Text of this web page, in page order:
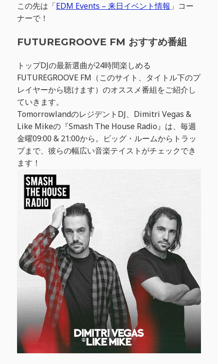
この先は「EDM Events – 来日イベント情報 」コー
ナーで！
FUTUREGROOVE FM おすすめ番組
トップDJの最新選曲が24時間楽しめる
FUTUREGROOVE FM（このサイト、タイトル下のプ
レイヤーから聴けます）のオススメ番組をご紹介し
ていきます。
TomorrowlandのレジデントDJ、Dimitri Vegas &
Like Mikeの『Smash The House Radio』は、毎週
金曜09:00 & 21:00から。ビッグ・ルームからトラッ
プまで、彼らの幅広い音楽テイストがチェックでき
ます！